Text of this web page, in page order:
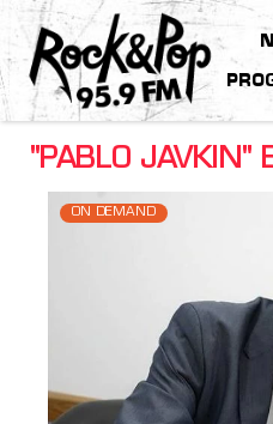
"PABLO JAVKIN"
ON DEMAND